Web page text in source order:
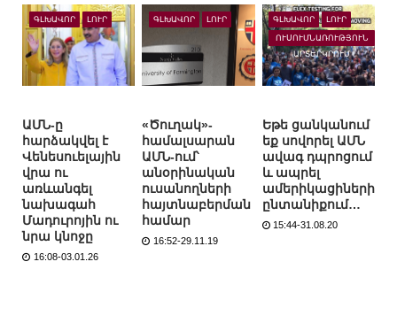
ԳԼԽԱՎՈՐ ԼՈՒՐ
ԱՄՆ-ը
հարձակվել է
Վենեսուելային
վրա ու
առևանգել
նախագահ
Մադուրոյին ու
նրա կնոջը
16:08-03.01.26
ԳԼԽԱՎՈՐ ԼՈՒՐ
«Ծուղակ»-
համալսարան
ԱՄՆ-ում՝
անօրինական
ուսանողների
հայտնաբերման
համար
16:52-29.11.19
ԳԼԽԱՎՈՐ ԼՈՒՐ
ՈՒՍՈՒՄՆԱՌՈՒԹՅՈՒՆ
ԱՐՏԵՐԿՐՈՒՄ
Եթե ցանկանում
եք սովորել ԱՄՆ
ավագ դպրոցում
և ապրել
ամերիկացիների
ընտանիքում…
15:44-31.08.20